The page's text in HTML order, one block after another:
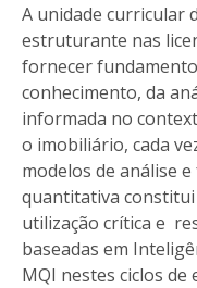
A unidade curricular
estruturante nas
fornecer
conhecimento, da
informada no
o imobiliário, cada
modelos de análise
quantitativa
utilização crítica e
baseadas em
MQI nestes ciclos